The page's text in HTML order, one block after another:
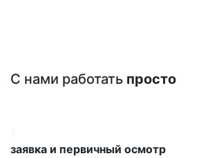
С нами работать просто
заявка и первичный осмотр